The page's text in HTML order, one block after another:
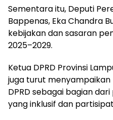
Sementara itu, Deputi
Bappenas, Eka Chandra
kebijakan dan sasaran
2025–2029.
Ketua DPRD Provinsi
juga turut
DPRD sebagai bagian
yang inklusif dan